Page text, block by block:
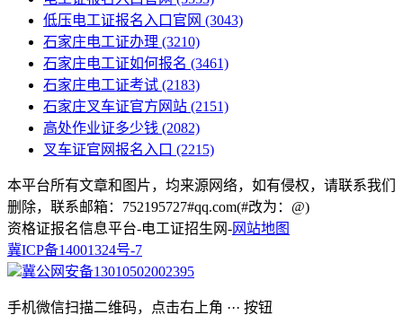
低压电工证报名入口官网 (3043)
石家庄电工证办理 (3210)
石家庄电工证如何报名 (3461)
石家庄电工证考试 (2183)
石家庄叉车证官方网站 (2151)
高处作业证多少钱 (2082)
叉车证官网报名入口 (2215)
本平台所有文章和图片，均来源网络，如有侵权，请联系我们
删除，联系邮箱：752195727#qq.com(#改为：@)
资格证报名信息平台-电工证招生网-网站地图
冀ICP备14001324号-7
冀公网安备13010502002395
手机微信扫描二维码，点击右上角 ··· 按钮